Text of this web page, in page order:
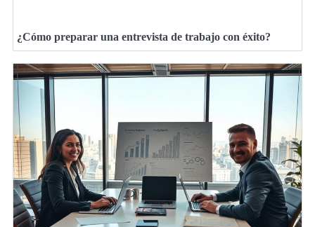
¿Cómo preparar una entrevista de trabajo con éxito?